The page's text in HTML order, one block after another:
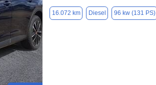
16.072 km Diesel 96 kw (131 PS)